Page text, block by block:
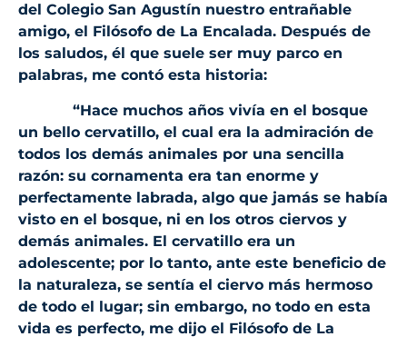
del Colegio San Agustín nuestro entrañable
amigo, el Filósofo de La Encalada. Después de
los saludos, él que suele ser muy parco en
palabras, me contó esta historia:
“Hace muchos años vivía en el bosque
un bello cervatillo, el cual era la admiración de
todos los demás animales por una sencilla
razón: su cornamenta era tan enorme y
perfectamente labrada, algo que jamás se había
visto en el bosque, ni en los otros ciervos y
demás animales. El cervatillo era un
adolescente; por lo tanto, ante este beneficio de
la naturaleza, se sentía el ciervo más hermoso
de todo el lugar; sin embargo, no todo en esta
vida es perfecto, me dijo el Filósofo de La